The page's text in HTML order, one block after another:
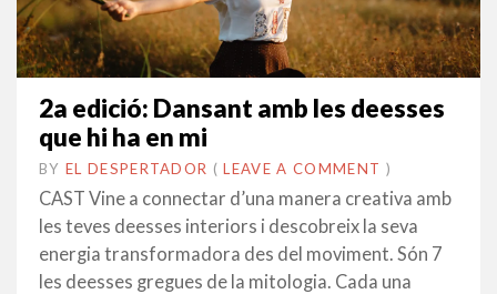
2a edició: Dansant amb les deesses
que hi ha en mi
BY EL DESPERTADOR ON
1
FEBRER
•(LEAVE A COMMENT )
CAST Vine a connectar d’una manera creativa amb
les teves deesses interiors i descobreix la seva
energia transformadora des del moviment. Són 7
les deesses gregues de la mitologia. Cada una